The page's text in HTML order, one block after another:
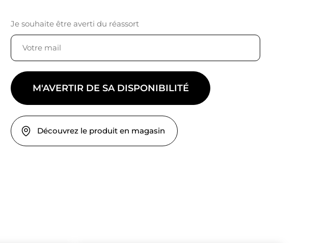
Je souhaite être averti du réassort
M'AVERTIR DE SA DISPONIBILITÉ
Découvrez le produit en magasin